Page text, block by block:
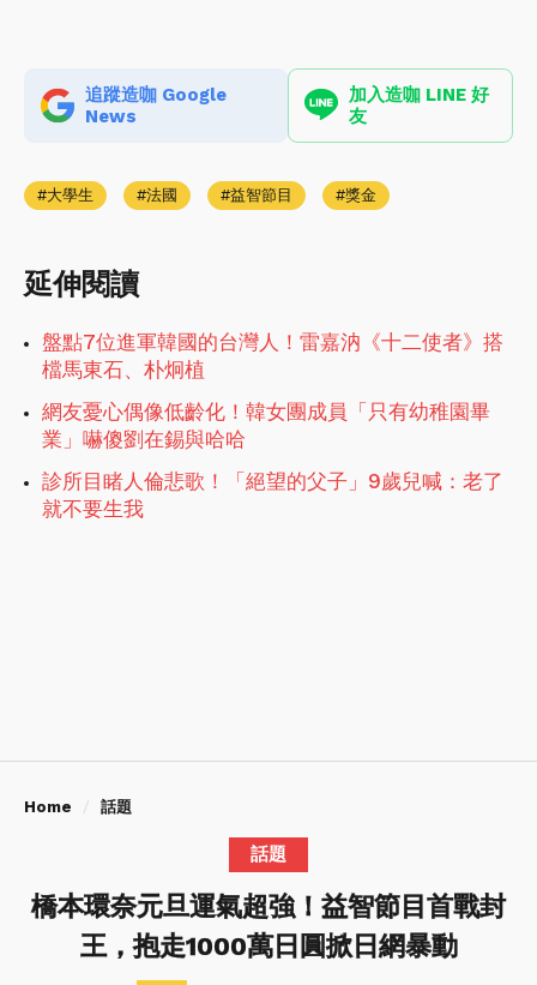
追蹤造咖 Google
News
加入造咖 LINE 好
友
大學生 法國 益智節目 獎金
延伸閱讀
盤點7位進軍韓國的台灣人！雷嘉汭《十二使者》搭
檔馬東石、朴炯植
網友憂心偶像低齡化！韓女團成員「只有幼稚園畢
業」嚇傻劉在錫與哈哈
診所目睹人倫悲歌！「絕望的父子」9歲兒喊：老了
就不要生我
Home 話題
話題
橋本環奈元旦運氣超強！益智節目首戰封
王，抱走1000萬日圓掀日網暴動